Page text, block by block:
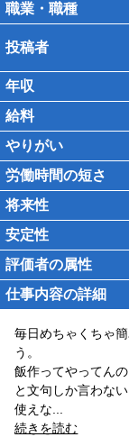
職業・職種
投稿者
年収
給料
やりがい
労働時間の短さ
将来性
安定性
評価者の属性
仕事内容の詳細
毎日めちゃくちゃ
う。
飯作ってやってん
と文句しか言わない
使えな...
続きを読む